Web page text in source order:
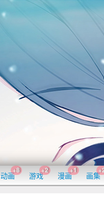
动画
+8
游戏
+2
漫画
+1
画集